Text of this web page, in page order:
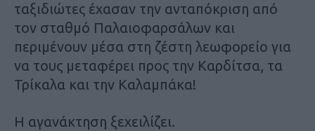
ταξιδιώτες έχασαν την ανταπόκριση από
τον σταθμό Παλαιοφαρσάλων και
περιμένουν μέσα στη ζέστη λεωφορείο για
να τους μεταφέρει προς την Καρδίτσα, τα
Τρίκαλα και την Καλαμπάκα!
Η αγανάκτηση ξεχειλίζει.